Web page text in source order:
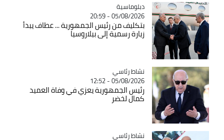
Catégorie
دبلوماسية
05/08/2026 - 20:59
بتكليف من رئيس الجمهورية ... عطاف يبدأ
زيارة رسمية إلى بيلاروسيا
Catégorie
نشاط رئاسي
05/08/2026 - 12:52
رئيس الجمهورية يعزي في وفاة العميد
كمال لخضر
Catégorie
نشاط رئاسي